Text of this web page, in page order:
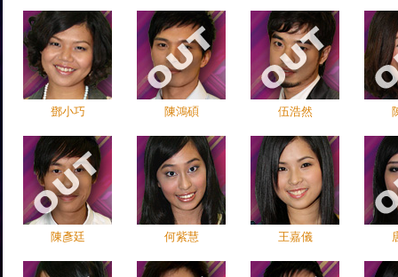
鄧小巧 陳鴻碩 伍浩然
陳彥廷 何紫慧 王嘉儀